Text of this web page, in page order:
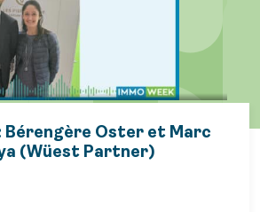
Bérengère Oster et Marc
(Wüest Partner)